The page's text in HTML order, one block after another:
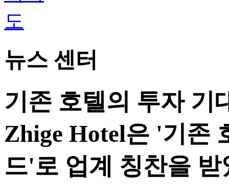
뉴스 센터
기존 호텔의 투자 기
Zhige Hotel은 '기존
드'로 업계 칭찬을 받